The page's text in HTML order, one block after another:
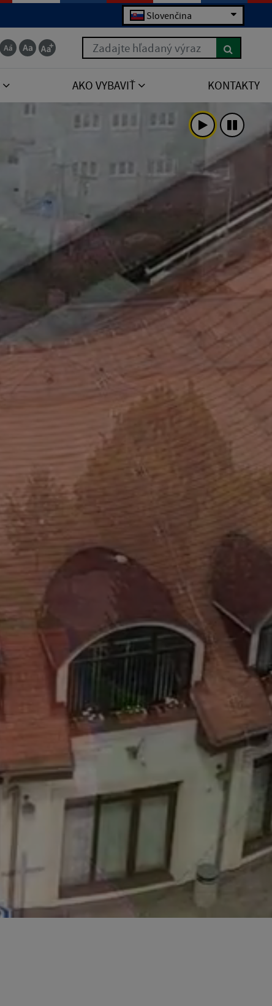
Slovenčina
Zadajte hľadaný výraz
AKO VYBAVIŤ KONTAKTY